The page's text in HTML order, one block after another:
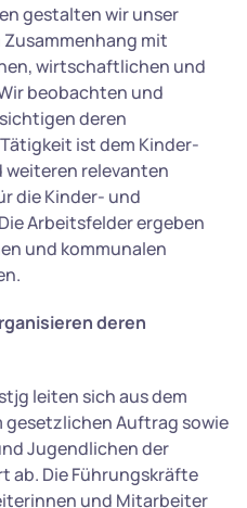
gestalten wir unser
mit
wirtschaftlichen und
beobachten und
deren
ist dem Kinder-
relevanten
die Kinder- und
Arbeitsfelder ergeben
und kommunalen
deren
leiten sich aus dem
Auftrag sowie
Jugendlichen der
Die Führungskräfte
und Mitarbeiter